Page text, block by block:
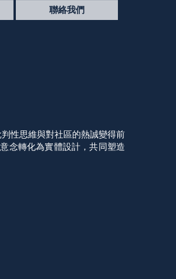
聯絡我們
性思維與對社區的熱誠變得前
念轉化為實體設計，共同塑造